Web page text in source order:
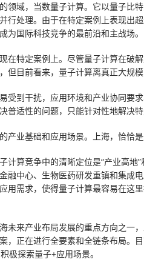
领域，当数量子计算。它以量子比
行处理。由于在特定案例上表现出
为国际科技竞争的最前沿和主战场。
在特定案例上。尽管量子计算在破
但目前看来，量子计算离真正大规模
受到干扰，应用环境和产业协同要
普适性的问题，只能针对性地解决特
产业基础和应用场景。上海，恰恰是
计算竞争中的清晰定位是“产业高地
融中心、生物医药研发重镇和集成
用需求，使得量子计算最容易在这
未来产业布局发展的重点方向之一
，正在进行全要素和全链条布局。
极探索量子+应用场景。